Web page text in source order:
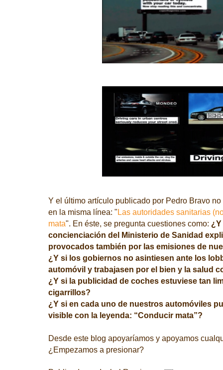
Y el último artículo publicado por Pedro Bravo
en la misma línea: "Las autoridades sanitarias
mata". En éste, se pregunta cuestiones como:
concienciación del Ministerio de Sanidad
provocados también por las emisiones de
¿Y si los gobiernos no asintiesen ante los
automóvil y trabajasen por el bien y la salud
¿Y si la publicidad de coches estuviese tan
cigarrillos?
¿Y si en cada uno de nuestros automóviles
visible con la leyenda: “Conducir mata”?
Desde este blog apoyaríamos y apoyamos
¿Empezamos a presionar?